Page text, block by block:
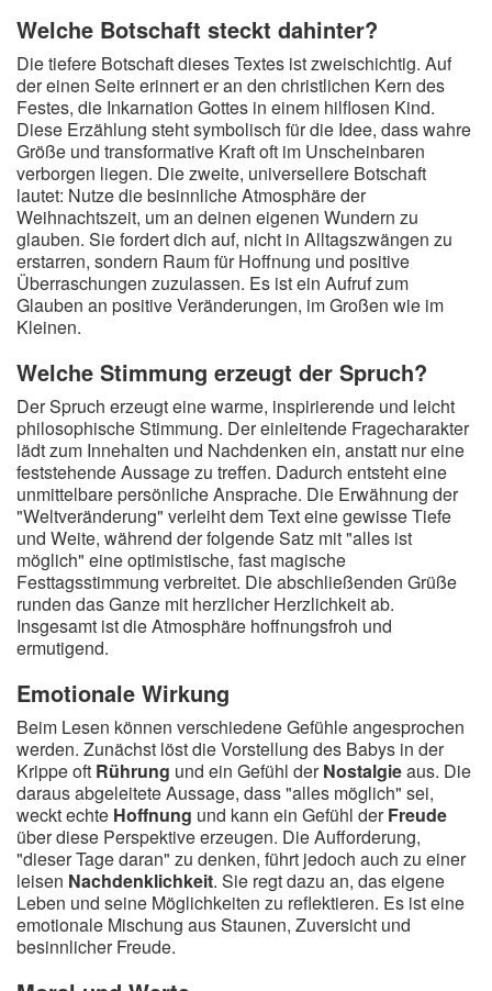
Welche Botschaft steckt dahinter?
Die tiefere Botschaft dieses Textes ist zweischichtig. Auf
der einen Seite erinnert er an den christlichen Kern des
Festes, die Inkarnation Gottes in einem hilflosen Kind.
Diese Erzählung steht symbolisch für die Idee, dass wahre
Größe und transformative Kraft oft im Unscheinbaren
verborgen liegen. Die zweite, universellere Botschaft
lautet: Nutze die besinnliche Atmosphäre der
Weihnachtszeit, um an deinen eigenen Wundern zu
glauben. Sie fordert dich auf, nicht in Alltagszwängen zu
erstarren, sondern Raum für Hoffnung und positive
Überraschungen zuzulassen. Es ist ein Aufruf zum
Glauben an positive Veränderungen, im Großen wie im
Kleinen.
Welche Stimmung erzeugt der Spruch?
Der Spruch erzeugt eine warme, inspirierende und leicht
philosophische Stimmung. Der einleitende Fragecharakter
lädt zum Innehalten und Nachdenken ein, anstatt nur eine
feststehende Aussage zu treffen. Dadurch entsteht eine
unmittelbare persönliche Ansprache. Die Erwähnung der
"Weltveränderung" verleiht dem Text eine gewisse Tiefe
und Weite, während der folgende Satz mit "alles ist
möglich" eine optimistische, fast magische
Festtagsstimmung verbreitet. Die abschließenden Grüße
runden das Ganze mit herzlicher Herzlichkeit ab.
Insgesamt ist die Atmosphäre hoffnungsfroh und
ermutigend.
Emotionale Wirkung
Beim Lesen können verschiedene Gefühle angesprochen
werden. Zunächst löst die Vorstellung des Babys in der
Krippe oft Rührung und ein Gefühl derNostalgieaus. Die
daraus abgeleitete Aussage, dass "alles möglich" sei,
weckt echte Hoffnung und kann ein Gefühl derFreude
über diese Perspektive erzeugen. Die Aufforderung,
"dieser Tage daran" zu denken, führt jedoch auch zu einer
leisen Nachdenklichkeit. Sie regt dazu an, das eigene
Leben und seine Möglichkeiten zu reflektieren. Es ist eine
emotionale Mischung aus Staunen, Zuversicht und
besinnlicher Freude.